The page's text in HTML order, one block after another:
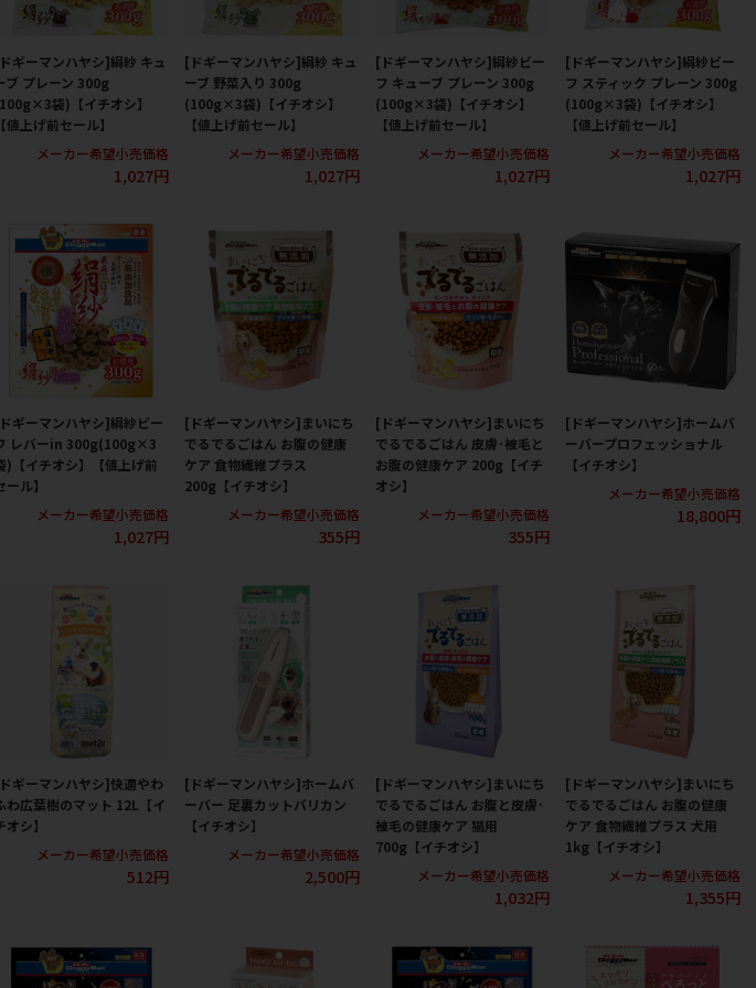
ギーマンハヤシ]絹紗 キュ
ブ プレーン 300g
袋)【イチオシ】
【値上げ前セール】
メーカー希望小売価格
1,027円
[ドギーマンハヤシ]絹紗 キュ
ーブ 野菜入り 300g
(100g×3袋)【イチオシ】
【値上げ前セール】
メーカー希望小売価格
1,027円
[ドギーマンハヤシ]絹紗ビー
フ キューブ プレーン 300g
(100g×3袋)【イチオシ】
【値上げ前セール】
メーカー希望小売価格
1,027円
[ドギーマンハヤシ]絹紗ビー
フ スティック プレーン 300g
(100g×3袋)【イチオシ】
【値上げ前セール】
メーカー希望小売価格
1,027円
ギーマンハヤシ]絹紗ビー
レバーin 300g(100g×3
)【イチオシ】【値上げ前
ール】
メーカー希望小売価格
1,027円
[ドギーマンハヤシ]まいにち
でるでるごはん お腹の健康
ケア 食物繊維プラス
200g【イチオシ】
メーカー希望小売価格
355円
[ドギーマンハヤシ]まいにち
でるでるごはん 皮膚･被毛と
お腹の健康ケア 200g【イチ
オシ】
メーカー希望小売価格
355円
[ドギーマンハヤシ]ホームバ
ーバープロフェッショナル
【イチオシ】
メーカー希望小売価格
18,800円
ギーマンハヤシ]快適やわ
わ広葉樹のマット 12L【イ
オシ】
メーカー希望小売価格
512円
[ドギーマンハヤシ]ホームバ
ーバー 足裏カットバリカン
【イチオシ】
メーカー希望小売価格
2,500円
[ドギーマンハヤシ]まいにち
でるでるごはん お腹と皮膚･
被毛の健康ケア 猫用
700g【イチオシ】
メーカー希望小売価格
1,032円
[ドギーマンハヤシ]まいにち
でるでるごはん お腹の健康
ケア 食物繊維プラス 犬用
1kg【イチオシ】
メーカー希望小売価格
1,355円